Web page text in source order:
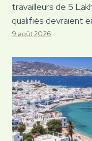
travailleurs de 5
qualifiés devraient
9 août 2026